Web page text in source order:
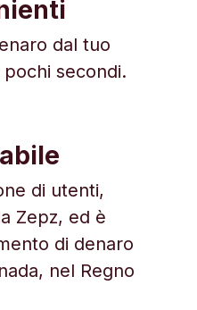
dal tuo
secondi.
di utenti,
Zepz, ed è
di denaro
nel Regno